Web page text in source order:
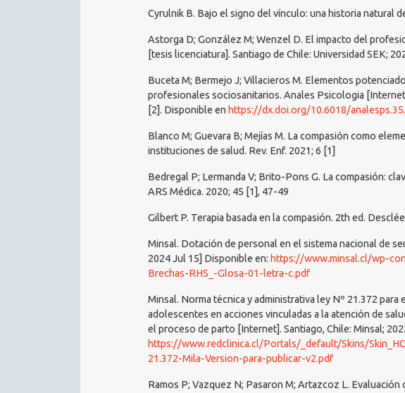
Cyrulnik B. Bajo el signo del vínculo: una historia natural
Astorga D; González M; Wenzel D. El impacto del
[tesis licenciatura]. Santiago de Chile: Universidad SEK;
Buceta M; Bermejo J; Villacieros M. Elementos
profesionales sociosanitarios. Anales Psicologia
[2]. Disponible en https://dx.doi.org/10.6018/
Blanco M; Guevara B; Mejías M. La compasión como
instituciones de salud. Rev. Enf. 2021; 6 [1]
Bedregal P; Lermanda V; Brito-Pons G. La compasión:
ARS Médica. 2020; 45 [1], 47-49
Gilbert P. Terapia basada en la compasión. 2th ed.
Minsal. Dotación de personal en el sistema nacional de
2024 Jul 15] Disponible en: https://www.minsal.cl/wp-
Brechas-RHS_-Glosa-01-letra-c.pdf
Minsal. Norma técnica y administrativa ley Nº 21.372 para
adolescentes en acciones vinculadas a la atención de
el proceso de parto [Internet]. Santiago, Chile: Minsal;
https://www.redclinica.cl/Portals/_default/Skins/
21.372-Mila-Version-para-publicar-v2.pdf
Ramos P; Vazquez N; Pasaron M; Artazcoz L.